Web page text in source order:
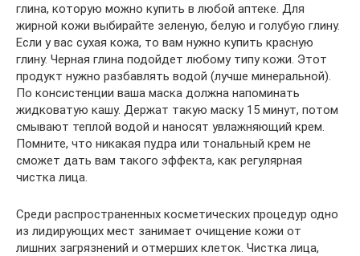
глина, которую можно купить в любой аптеке. Для
жирной кожи выбирайте зеленую, белую и голубую глину.
Если у вас сухая кожа, то вам нужно купить красную
глину. Черная глина подойдет любому типу кожи. Этот
продукт нужно разбавлять водой (лучше минеральной).
По консистенции ваша маска должна напоминать
жидковатую кашу. Держат такую маску 15 минут, потом
смывают теплой водой и наносят увлажняющий крем.
Помните, что никакая пудра или тональный крем не
сможет дать вам такого эффекта, как регулярная
чистка лица.
Среди распространенных косметических процедур одно
из лидирующих мест занимает очищение кожи от
лишних загрязнений и отмерших клеток. Чистка лица,